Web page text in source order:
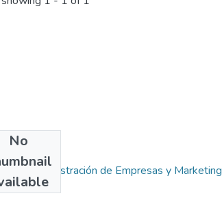
No
de Administración de Empresas y Marketing